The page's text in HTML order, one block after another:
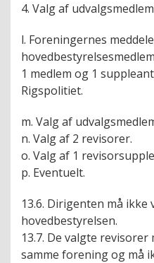
4. Valg af
l. Foreningernes
1 medlem og 1
Rigspolitiet.
m. Valg af
n. Valg af 2 revisorer.
o. Valg af 1
p. Eventuelt.
13.6. Dirigenten må
hovedbestyrelsen.
13.7. De valgte
samme forening og må